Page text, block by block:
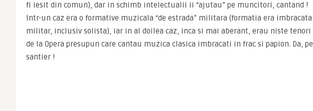
fi iesit din comun), dar in schimb intelectualii ii “ajutau” pe muncitori, cantand !
Intr-un caz era o formative muzicala “de estrada” militara (formatia era imbracata
militar, inclusiv solista), iar in al doilea caz, inca si mai aberant, erau niste tenori
de la Opera presupun care cantau muzica clasica imbracati in frac si papion. Da, pe
santier !